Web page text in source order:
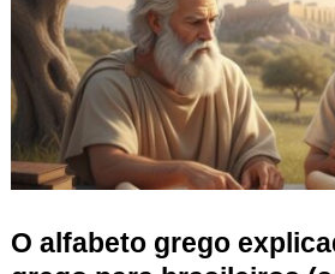
O alfabeto grego